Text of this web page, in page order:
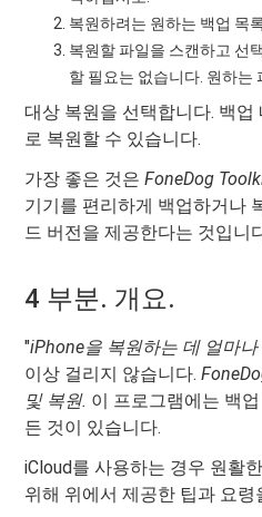
복원하려는 원하는 백업 목
복원할 파일을 스캔하고 선
할 필요는 없습니다. 원하는
대상 복원을 선택합니다. 백업
로 복원할 수 있습니다.
가장 좋은 것은FoneDog
기기를 편리하게 백업하거나
드 버전을 제공한다는 것입니
4 부분. 개요.
"iPhone을 복원하는 데 얼마나
이상 걸리지 않습니다.
및 복원. 이 프로그램에는 백
든 것이 있습니다.
iCloud를 사용하는 경우 원활
위해 위에서 제공한 팁과 요령